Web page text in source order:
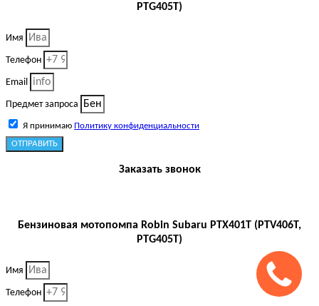
PTG405T)
Имя
Телефон
Email
Предмет запроса
Я принимаю Политику конфиденциальности
ОТПРАВИТЬ
Заказать звонок
Бензиновая мотопомпа Robin Subaru PTX401T (PTV406T,
PTG405T)
Имя
Телефон